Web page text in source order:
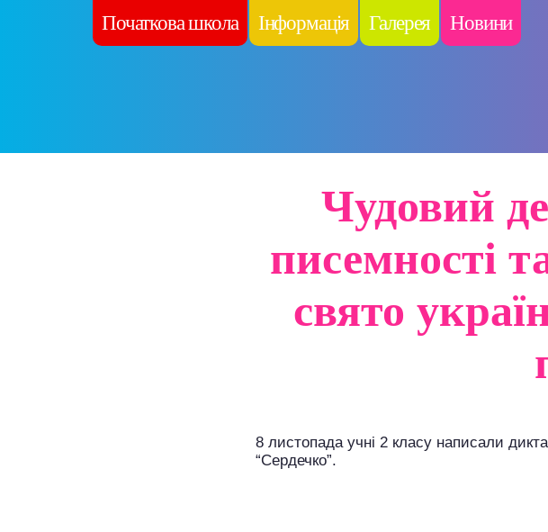
Початкова школа Інформація Галерея Новини
Чудовий
писемності
свято
8 листопада учні 2 класу написали
“Сердечко”.